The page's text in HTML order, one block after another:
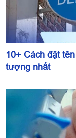
10+ Cách đặt
tượng nhất